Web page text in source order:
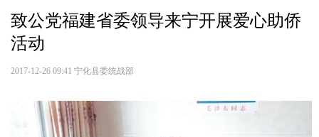
致公党福建省委领导来宁开展爱心助侨
活动
2017-12-26 09:41 宁化县委统战部